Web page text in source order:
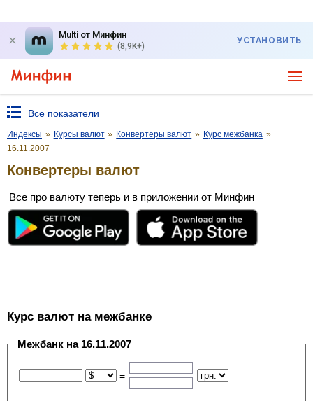
Multi от Минфин
(8,9K+)
УСТАНОВИТЬ
Все показатели
Индексы » Курсы валют » Конвертеры валют » Курс межбанка »
16.11.2007
Конвертеры валют
Все про валюту теперь и в приложении от Минфин
Курс валют на межбанке
Межбанк на 16.11.2007
=